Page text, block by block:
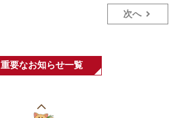
次へ
重要なお知らせ一覧